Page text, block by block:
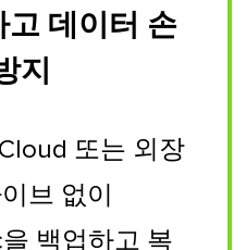
고 데이터 손
지
또는 외장
브 없이
백업하고 복